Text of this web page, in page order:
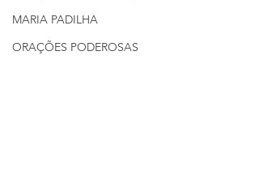
MARIA PADILHA
ORAÇÕES PODEROSAS